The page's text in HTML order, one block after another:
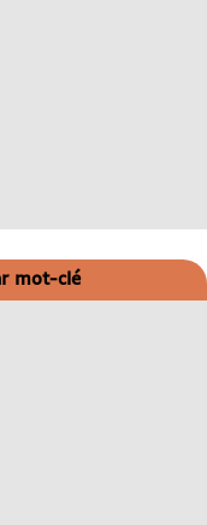
mot-clé